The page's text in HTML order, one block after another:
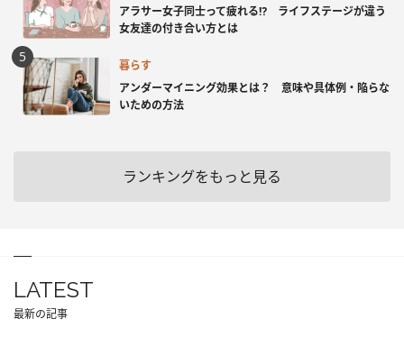
アラサー女子同士って疲れる⁉ ライフステージが違う
女友達の付き合い方とは
暮らす
アンダーマイニング効果とは？ 意味や具体例・陥らな
いための方法
ランキングをもっと見る
LATEST
最新の記事